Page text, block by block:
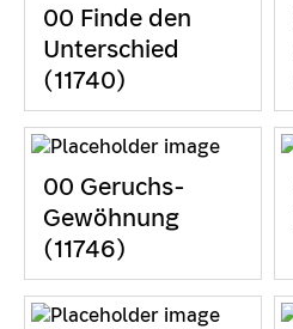
00 Finde den
Unterschied
(11740)
00 Geruchs-
Gewöhnung
(11746)